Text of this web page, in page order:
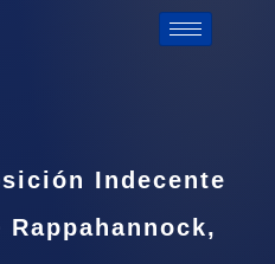
Indecente